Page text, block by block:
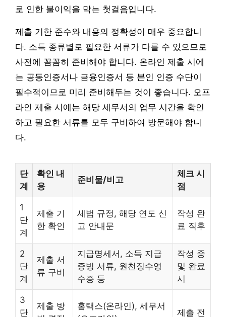
로 인한 불이익을 막는 첫걸음입니다.
제출 기한 준수와 내용의 정확성이 매우 중요합니
다. 소득 종류별로 필요한 서류가 다를 수 있으므로
사전에 꼼꼼히 준비해야 합니다. 온라인 제출 시에
는 공동인증서나 금융인증서 등 본인 인증 수단이
필수적이므로 미리 준비해두는 것이 좋습니다. 오프
라인 제출 시에는 해당 세무서의 업무 시간을 확인
하고 필요한 서류를 모두 구비하여 방문해야 합니
다.
단
계
확인 내
용
준비물/비고
체크 시
점
1
단
계
제출 기
한 확인
세법 규정, 해당 연도 신
고 안내문
작성 완
료 직후
2
단
계
제출 서
류 구비
지급명세서, 소득 지급
증빙 서류, 원천징수영
수증 등
작성 중
및 완료
시
3
단
제출 방
홈택스(온라인), 세무서
제출 전